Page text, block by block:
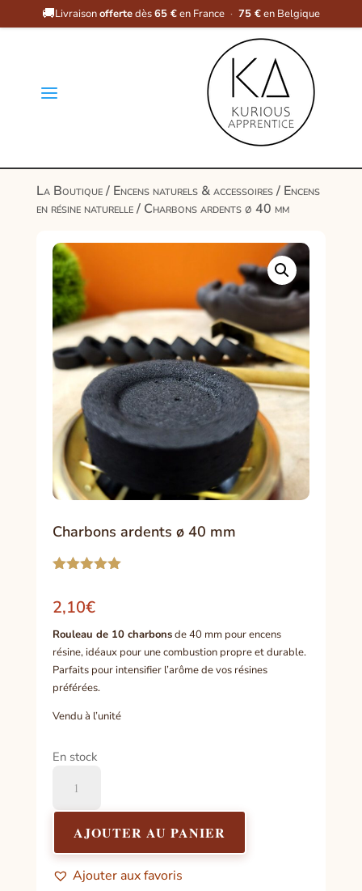
🚚Livraisonoffertedès65 €en France · 75 €en Belgique
a
La Boutique/ Encens naturels & accessoires/ Encens
en résine naturelle/ Charbons ardents ø 40 mm
Charbons ardents ø 40 mm
basé sur
client
2,10€
Rouleau de 10 charbonsde 40 mm pour encens
résine, idéaux pour une combustion propre et durable.
Parfaits pour intensifier l’arôme de vos résines
préférées.
Vendu à l’unité
En stock
Charbons
ardents
40
mm
AJOUTER AU PANIER
Ajouter aux favoris